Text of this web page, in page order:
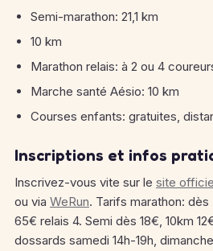
Semi-marathon: 21,1 km
10 km
Marathon relais: à 2 ou 4
Marche santé Aésio: 10 km
Courses enfants: gratuites,
Inscriptions et infos
Inscrivez-vous vite sur le site
ou via WeRun. Tarifs marathon:
65€ relais 4. Semi dès 18€, 10km
dossards samedi 14h-19h,